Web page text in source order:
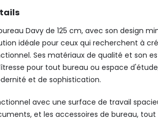
Davy de 125 cm, avec son design
idéale pour ceux qui recherchent à
Ses matériaux de qualité et son
pour tout bureau ou espace
et de sophistication.
avec une surface de travail
et les accessoires de bureau,